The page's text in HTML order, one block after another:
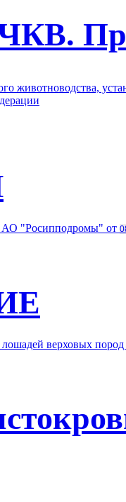
животноводства,
АО "Росипподромы" от
верховых